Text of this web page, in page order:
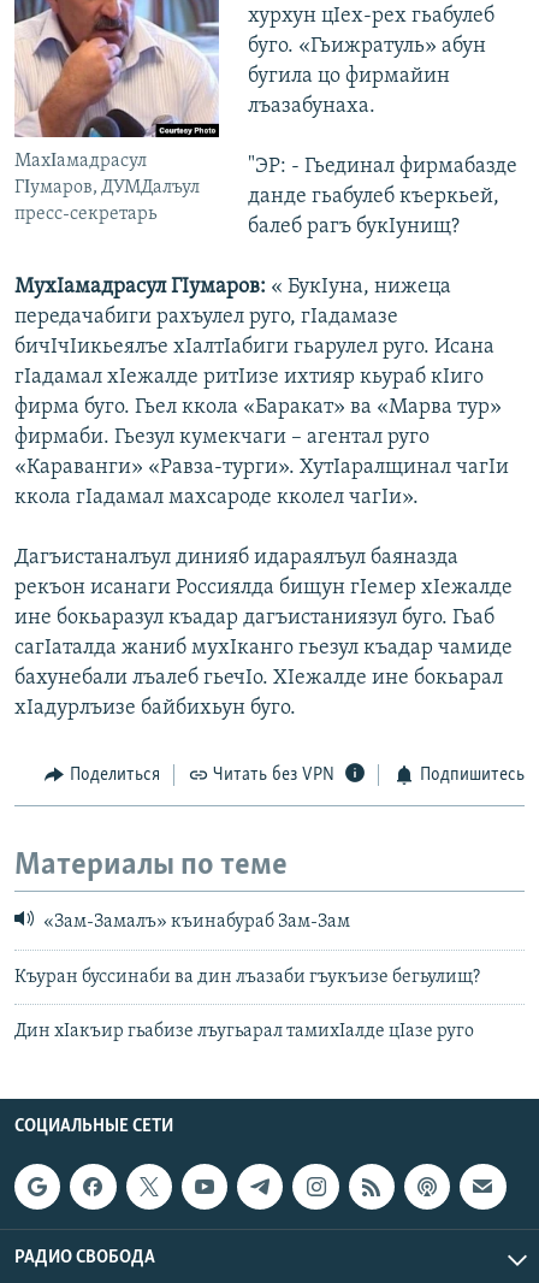
МахΙамадрасул
ГΙумаров, ДУМДалъул
пресс-секретарь
хурхун цIех-рех гьабулеб
буго. «Гьижратуль» абун
бугила цо фирмайин
лъазабунаха.
"ЭР: - Гьединал фирмабазде
данде гьабулеб къеркьей,
балеб рагъ букIунищ?
МухIамадрасул ГIумаров: « БукIуна, нижеца
передачабиги рахъулел руго, гIадамазе
бичIчIикьеялъе хIалтIабиги гьарулел руго. Исана
гIадамал хIежалде ритIизе ихтияр кьураб кIиго
фирма буго. Гьел ккола «Баракат» ва «Марва тур»
фирмаби. Гьезул кумекчаги – агентал руго
«Караванги» «Равза-турги». ХутIаралщинал чагIи
ккола гIадамал махсароде кколел чагIи».
Дагъистаналъул динияб идараялъул баяназда
рекъон исанаги Россиялда бищун гIемер хIежалде
ине бокьаразул къадар дагъистаниязул буго. Гьаб
сагIаталда жаниб мухIканго гьезул къадар чамиде
бахунебали лъалеб гьечIо. ХIежалде ине бокьарал
хIадурлъизе байбихьун буго.
Поделиться Читать без VPN Подпишитесь
Материалы по теме
«Зам-Замалъ» къинабураб Зам-Зам
Къуран буссинаби ва дин лъазаби гъукъизе бегьулищ?
Дин хIакъир гьабизе лъугьарал тамихIалде цIазе руго
СОЦИАЛЬНЫЕ СЕТИ
РАДИО СВОБОДА